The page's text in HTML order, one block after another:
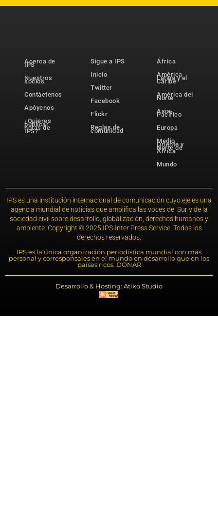
Acerca de
IPS
Nuestros
socios
Contáctenos
Apóyenos
¿Quieres
publicar
notas de
IPS?
Sigue a IPS
Inicio
Twitter
Facebook
Flickr
Reglas de
comunidad
África
América
Latina y el
Caribe
América del
Norte
Asia-
Pacífico
Europa
Medio
Oriente y
Norte de
África
Mundo
IPS es una institución internacional de comunicación cuyo eje es una
agencia mundial de noticias que amplifica las voces del Sur y de la
sociedad civil sobre desarrollo, globalización, derechos humanos y
ambiente. Copyright © 2025 IPS-Inter Press Service. Todos los
derechos reservados.
IPS es la única organización periodística mundial con más
personal y corresponsales en el mundo en desarrollo que en los
países ricos. DONAR
Desarrollo & Hosting: Atiko.Studio